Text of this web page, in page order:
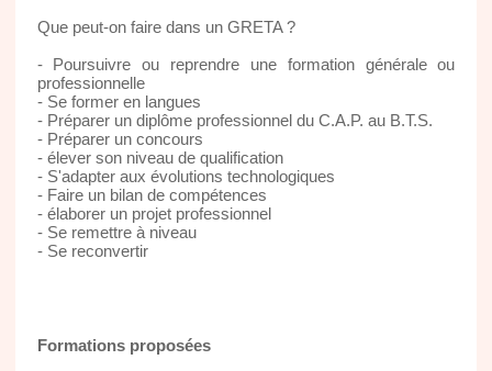
Que peut-on faire dans un GRETA ?
- Poursuivre ou reprendre une formation générale ou
professionnelle
- Se former en langues
- Préparer un diplôme professionnel du C.A.P. au B.T.S.
- Préparer un concours
- élever son niveau de qualification
- S'adapter aux évolutions technologiques
- Faire un bilan de compétences
- élaborer un projet professionnel
- Se remettre à niveau
- Se reconvertir
Formations proposées